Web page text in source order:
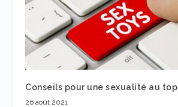
Conseils pour une sexualité au top
26 août 2021